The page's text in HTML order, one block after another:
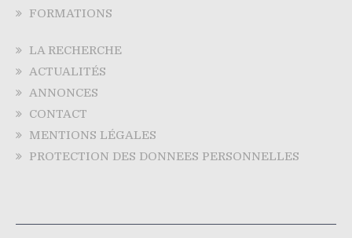
FORMATIONS
LA RECHERCHE
ACTUALITÉS
ANNONCES
CONTACT
MENTIONS LÉGALES
PROTECTION DES DONNEES PERSONNELLES